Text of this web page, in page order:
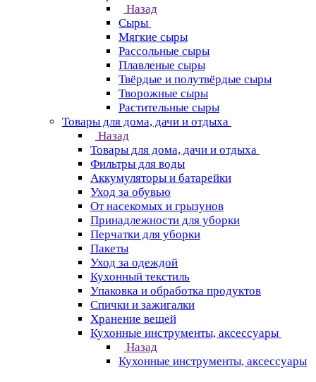
Назад
Сыры
Мягкие сыры
Рассольные сыры
Плавленые сыры
Твёрдые и полутвёрдые сыры
Творожные сыры
Растительные сыры
Товары для дома, дачи и отдыха
Назад
Товары для дома, дачи и отдыха
Фильтры для воды
Аккумуляторы и батарейки
Уход за обувью
От насекомых и грызунов
Принадлежности для уборки
Перчатки для уборки
Пакеты
Уход за одеждой
Кухонный текстиль
Упаковка и обработка продуктов
Спички и зажигалки
Хранение вещей
Кухонные инструменты, аксессуары
Назад
Кухонные инструменты, аксессуары